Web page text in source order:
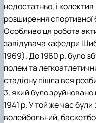
недостатньо, і
розширення спортивної
Особливо ця робота
завідувача кафедри
1969). До 1960 р. було
полем та
стадіону пішла вся
3, який було зруйновано
1941 р. У той же час
волейбольний,